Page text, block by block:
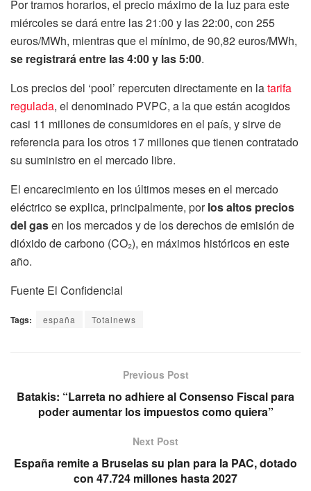
Por tramos horarios, el precio máximo de la luz para este
miércoles se dará entre las 21:00 y las 22:00, con 255
euros/MWh, mientras que el mínimo, de 90,82 euros/MWh,
se registrará entre las 4:00 y las 5:00.
Los precios del ‘pool’ repercuten directamente en latarifa
regulada, el denominado PVPC, a la que están acogidos
casi 11 millones de consumidores en el país, y sirve de
referencia para los otros 17 millones que tienen contratado
su suministro en el mercado libre.
El encarecimiento en los últimos meses en el mercado
eléctrico se explica, principalmente, porlos altos precios
del gasen los mercados y de los derechos de emisión de
dióxido de carbono (CO₂), en máximos históricos en este
año.
Fuente El Confidencial
Tags: españa Totalnews
Previous Post
Batakis: “Larreta no adhiere al Consenso Fiscal para
poder aumentar los impuestos como quiera”
Next Post
España remite a Bruselas su plan para la PAC, dotado
con 47.724 millones hasta 2027